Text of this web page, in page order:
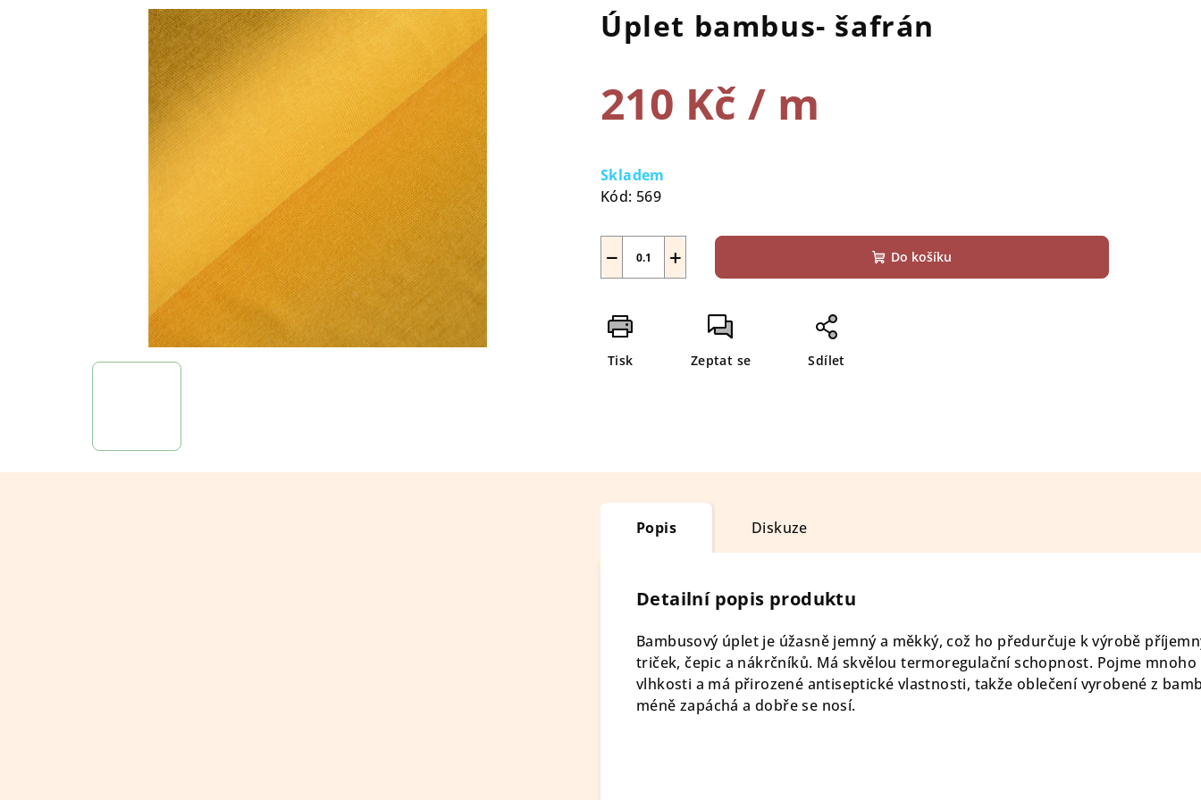
Úplet bambus- šafrán
210 Kč / m
cena:
Skladem
Kód: 569
+
− Do košíku
Tisk Zeptat se Sdílet
Popis Diskuze
Detailní popis produktu
Bambusový úplet je úžasně jemný a měkký, což ho předurčuje k výrobě
triček, čepic a nákrčníků. Má skvělou termoregulační schopnost. Pojme mnoho
vlhkosti a má přirozené antiseptické vlastnosti, takže oblečení vyrobené z
méně zapáchá a dobře se nosí.